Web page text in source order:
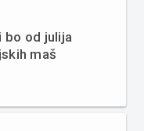
bo od julija
maš